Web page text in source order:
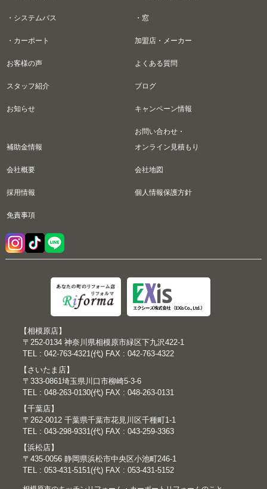
・システムバス ・窓
・カーポート 加盟店・メーカー
お客様の声 よくある質問
スタッフ紹介 ブログ
お知らせ キャンペーン情報
補助金情報
お問い合わせ・
オンライン見積もり
会社概要 会社地図
採用情報 個人情報保護方針
免責事項
【相模原店】
〒252-0134 神奈川県相模原市緑区下九沢422-1
TEL : 042-763-4321(代) FAX : 042-763-4322
【さいたま店】
〒333-0861埼玉県川口市柳崎5-3-6
TEL : 048-263-0130(代) FAX : 048-263-0131
【千葉店】
〒262-0012 千葉県千葉市花見川区千種町1-1
TEL : 043-298-9331(代) FAX : 043-259-3363
【浜松店】
〒435-0056 静岡県浜松市中央区小池町246-1
TEL : 053-431-5151(代) FAX : 053-431-5152